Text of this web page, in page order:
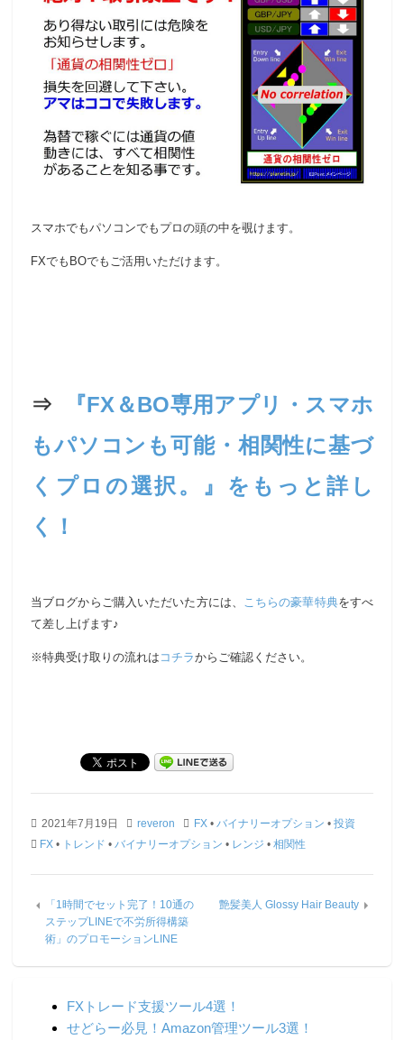
スマホでもパソコンでもプロの頭の中を覗けます。
FXでもBOでもご活用いただけます。
⇒
『FX＆BO専用アプリ・スマホ
もパソコンも可能・相関性に基づ
くプロの選択。』をもっと詳し
く！
当ブログからご購入いただいた方には、 こちらの豪華特典をすべ
て差し上げます♪
※特典受け取りの流れは コチラからご確認ください。
2021年7月19日 reveron FX • バイナリーオプション • 投資
FX • トレンド • バイナリーオプション • レンジ • 相関性
「1時間でセット完了！10通の
ステップLINEで不労所得構築
術」のプロモーションLINE
艶髪美人 Glossy Hair Beauty
FXトレード支援ツール4選！
せどらー必見！Amazon管理ツール3選！